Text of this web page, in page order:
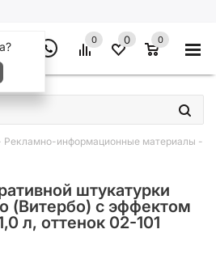
0 0 0
×
Рекламно-информационные материалы -
штукатурки
(Витербо) с эффектом
л, оттенок 02-101